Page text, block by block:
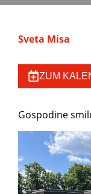
Sveta Misa
ZUM
Gospodine